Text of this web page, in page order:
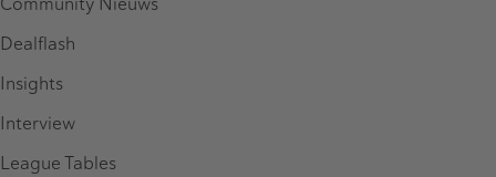
Dealflash
Insights
Interview
League Tables